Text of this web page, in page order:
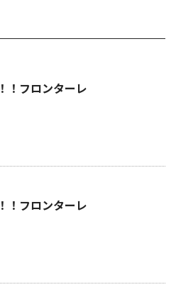
！フロンターレ
！フロンターレ